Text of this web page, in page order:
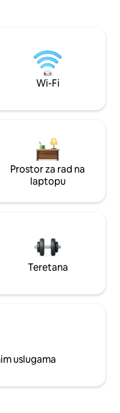
Wi-Fi
Prostor za rad na
laptopu
Teretana
uslugama